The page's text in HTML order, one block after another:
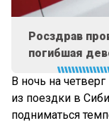
Росздрав
погибшая
В ночь на
из поездки в
подниматься